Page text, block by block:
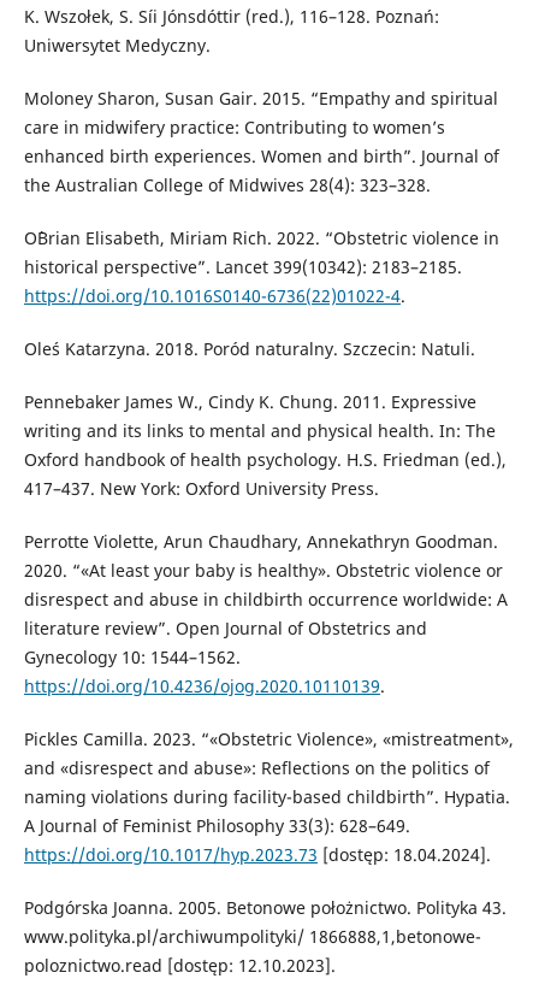
K. Wszołek, S. Síi Jónsdóttir (red.), 116–128. Poznań:
Uniwersytet Medyczny.
Moloney Sharon, Susan Gair. 2015. “Empathy and spiritual
care in midwifery practice: Contributing to women’s
enhanced birth experiences. Women and birth”. Journal of
the Australian College of Midwives 28(4): 323–328.
O`Brian Elisabeth, Miriam Rich. 2022. “Obstetric violence in
historical perspective”. Lancet 399(10342): 2183–2185.
https://doi.org/10.1016S0140-6736(22)01022-4.
Oleś Katarzyna. 2018. Poród naturalny. Szczecin: Natuli.
Pennebaker James W., Cindy K. Chung. 2011. Expressive
writing and its links to mental and physical health. In: The
Oxford handbook of health psychology. H.S. Friedman (ed.),
417–437. New York: Oxford University Press.
Perrotte Violette, Arun Chaudhary, Annekathryn Goodman.
2020. “«At least your baby is healthy». Obstetric violence or
disrespect and abuse in childbirth occurrence worldwide: A
literature review”. Open Journal of Obstetrics and
Gynecology 10: 1544–1562.
https://doi.org/10.4236/ojog.2020.10110139.
Pickles Camilla. 2023. “«Obstetric Violence», «mistreatment»,
and «disrespect and abuse»: Reflections on the politics of
naming violations during facility-based childbirth”. Hypatia.
A Journal of Feminist Philosophy 33(3): 628–649.
https://doi.org/10.1017/hyp.2023.73 [dostęp: 18.04.2024].
Podgórska Joanna. 2005. Betonowe położnictwo. Polityka 43.
www.polityka.pl/archiwumpolityki/ 1866888,1,betonowe-
poloznictwo.read [dostęp: 12.10.2023].